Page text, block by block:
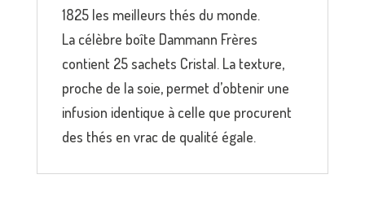
1825 les meilleurs thés du monde.
La célèbre boîte Dammann Frères
contient 25 sachets Cristal. La texture,
proche de la soie, permet d’obtenir une
infusion identique à celle que procurent
des thés en vrac de qualité égale.